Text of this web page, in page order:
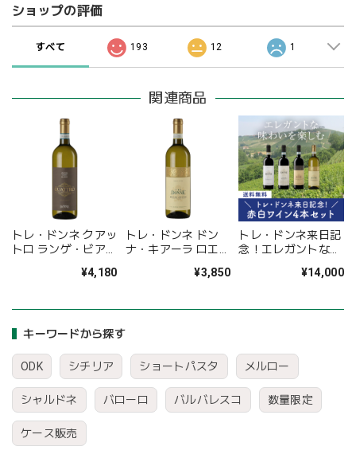
キーワードから探す
ODK シチリア ショートパスタ メルロー
シャルドネ バローロ バルバレスコ 数量限定
ケース販売
ショップの評価
すべて 193 12 1
関連商品
トレ・ドンネ クアッ
トロ ランゲ・ビアン
¥4,180
トレ・ドンネ ドン
ナ・キアーラ ロエー
¥3,850
トレ・ドンネ来日記
念！エレガントな味
ックスワイン4本セ
料無料〉(B704116)
¥14,000